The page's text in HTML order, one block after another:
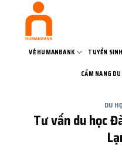
VỀ HUMANBANK TUYỂN SINH
CẨM NANG DU
DU
Tư vấn du học